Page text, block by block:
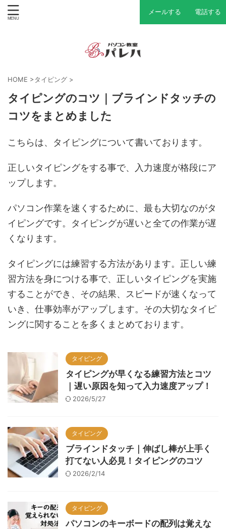
メールする 電話する
HOME >タイピング >
タイピングのコツ｜ブラインドタッチの
コツをまとめました
こちらは、タイピングについて書いております。
正しいタイピングをする事で、入力速度が格段にア
ップします。
パソコン作業を速くするために、最も大切なのがタ
イピングです。タイピングが遅いと全ての作業が遅
くなります。
タイピングには練習する方法があります。正しい練
習方法を身につける事で、正しいタイピングを実施
することができ、その結果、スピードが速くなって
いき、仕事効率がアップします。その大切なタイピ
ングに関することを多くまとめております。
タイピング
タイピングが早くなる練習方法とコツ
｜遅い原因を知って入力速度アップ！
2026/5/27
タイピング
ブラインドタッチ｜伸ばし棒が上手く
打てない人必見！タイピングのコツ
2026/2/14
タイピング
パソコンのキーボードの配列は覚えな